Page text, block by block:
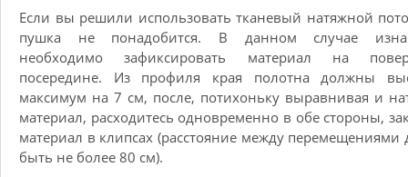
Если вы решили использовать тканевый натяжной
пушка не понадобится. В данном случае
необходимо зафиксировать материал на
посередине. Из профиля края полотна должны
максимум на 7 см, после, потихоньку выравнивая и
материал, расходитесь одновременно в обе стороны,
материал в клипсах (расстояние между перемещениями
быть не более 80 см).